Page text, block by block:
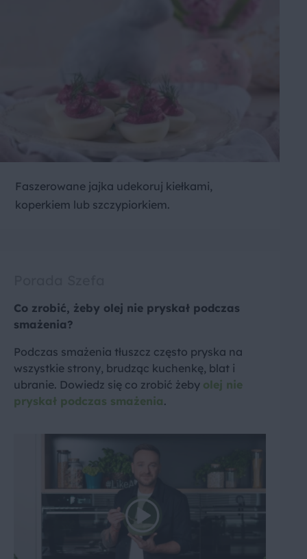
Faszerowane jajka udekoruj kiełkami,
koperkiem lub szczypiorkiem.
Co zrobić, żeby olej nie pryskał podczas
smażenia?
Podczas smażenia tłuszcz często pryska na
wszystkie strony, brudząc kuchenkę, blat i
ubranie. Dowiedz się co zrobić żeby olej nie
pryskał podczas smażenia.